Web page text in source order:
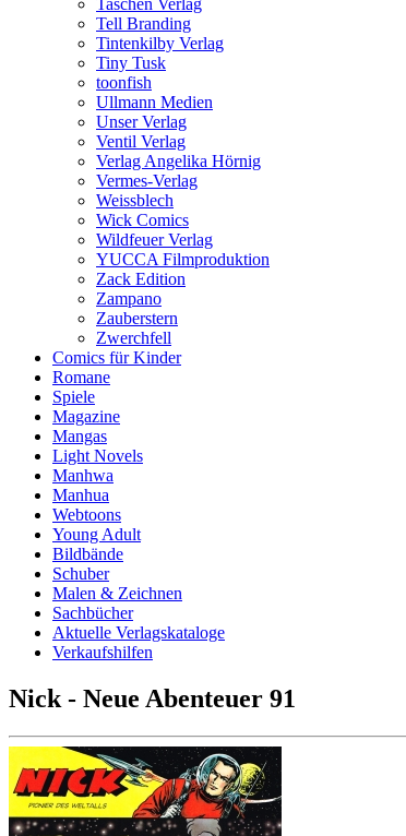
Taschen Verlag
Tell Branding
Tintenkilby Verlag
Tiny Tusk
toonfish
Ullmann Medien
Unser Verlag
Ventil Verlag
Verlag Angelika Hörnig
Vermes-Verlag
Weissblech
Wick Comics
Wildfeuer Verlag
YUCCA Filmproduktion
Zack Edition
Zampano
Zauberstern
Zwerchfell
Comics für Kinder
Romane
Spiele
Magazine
Mangas
Light Novels
Manhwa
Manhua
Webtoons
Young Adult
Bildbände
Schuber
Malen & Zeichnen
Sachbücher
Aktuelle Verlagskataloge
Verkaufshilfen
Nick - Neue Abenteuer 91